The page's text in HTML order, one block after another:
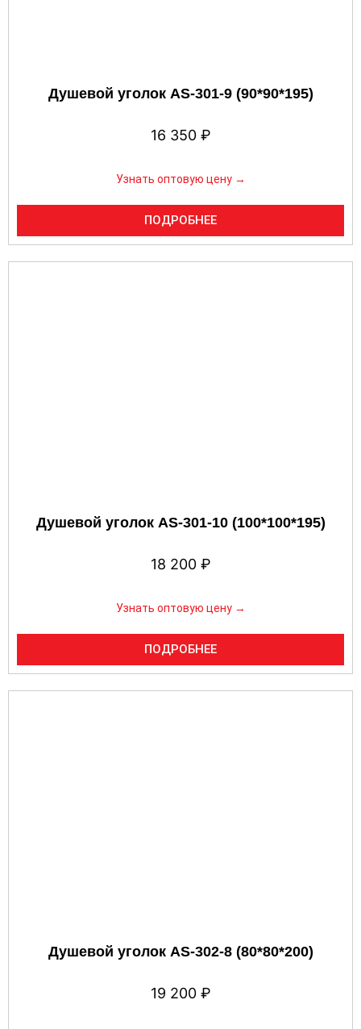
Душевой уголок AS-301-9 (90*90*195)
16 350 ₽
Узнать оптовую цену →
ПОДРОБНЕЕ
Душевой уголок AS-301-10 (100*100*195)
18 200 ₽
Узнать оптовую цену →
ПОДРОБНЕЕ
Душевой уголок AS-302-8 (80*80*200)
19 200 ₽